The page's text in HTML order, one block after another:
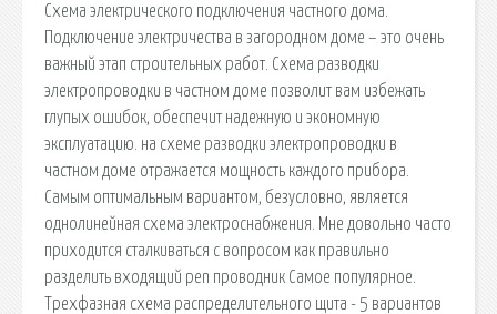
Схема электрического подключения частного дома.
Подключение электричества в загородном доме – это очень
важный этап строительных работ. Схема разводки
электропроводки в частном доме позволит вам избежать
глупых ошибок, обеспечит надежную и экономную
эксплуатацию. на схеме разводки электропроводки в
частном доме отражается мощность каждого прибора.
Самым оптимальным вариантом, безусловно, является
однолинейная схема электроснабжения. Мне довольно часто
приходится сталкиваться с вопросом как правильно
разделить входящий pen проводник Самое популярное.
Трехфазная схема распределительного щита - 5 вариантов